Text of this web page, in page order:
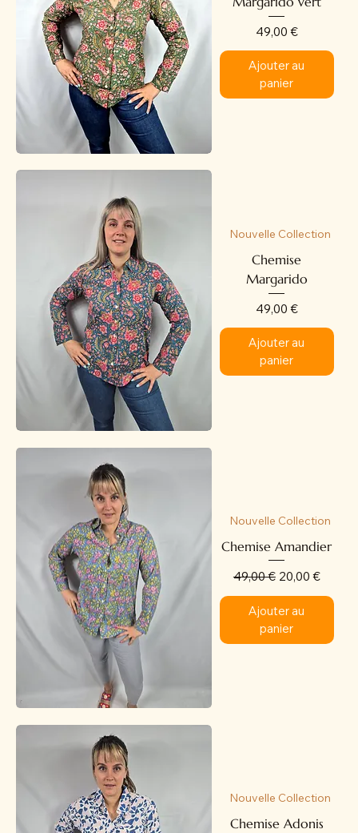
Prix
49,00 €
Ajouter au
panier
Nouvelle Collection
Chemise
Margarido
Prix
49,00 €
Ajouter au
panier
Nouvelle Collection
Chemise Amandier
Prix original
49,00 € Prix
20,00 €
Ajouter au
panier
Nouvelle Collection
Chemise Adonis